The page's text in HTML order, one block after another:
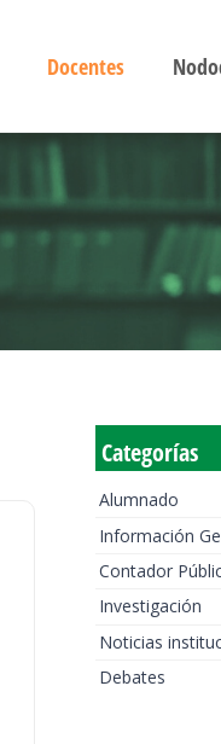
Docentes
Categorías
Alumnado
Información
Contador
Investigación
Noticias
Debates